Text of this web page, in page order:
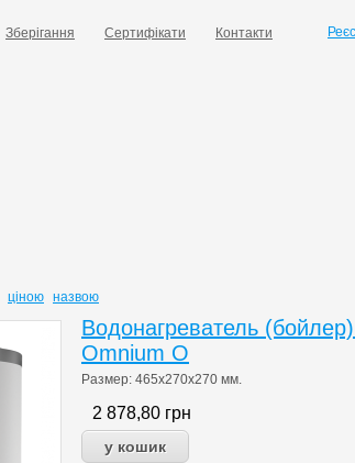
Зберігання Сертифікати Контакти
ціною назвою
Водонагреватель
Omnium O
Размер: 465х270х270 мм.
2 878,80 грн